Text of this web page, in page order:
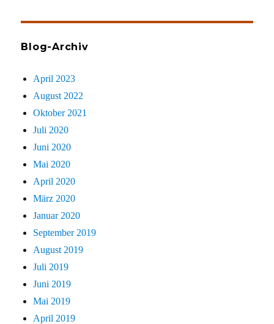
Blog-Archiv
April 2023
August 2022
Oktober 2021
Juli 2020
Juni 2020
Mai 2020
April 2020
März 2020
Januar 2020
September 2019
August 2019
Juli 2019
Juni 2019
Mai 2019
April 2019